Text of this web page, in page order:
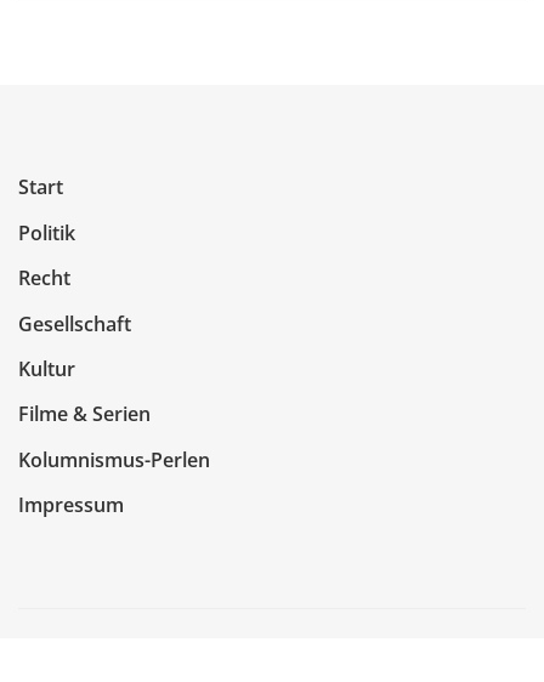
Start
Politik
Recht
Gesellschaft
Kultur
Filme & Serien
Kolumnismus-Perlen
Impressum